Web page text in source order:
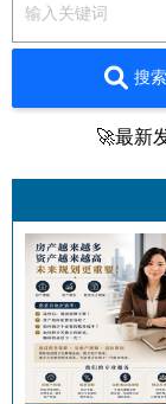
搜索
🚀最新